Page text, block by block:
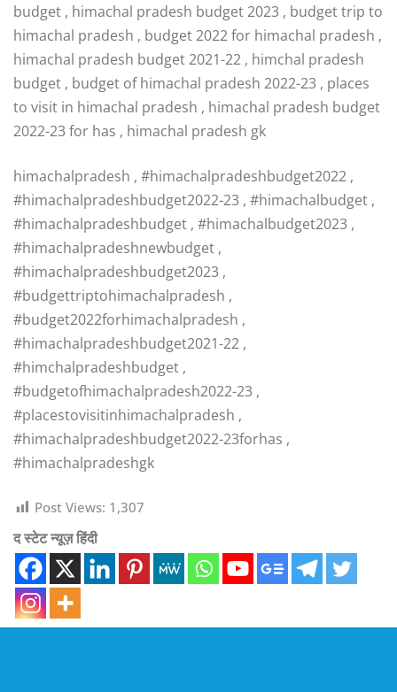
budget , himachal pradesh budget 2023 , budget trip to
himachal pradesh , budget 2022 for himachal pradesh ,
himachal pradesh budget 2021-22 , himchal pradesh
budget , budget of himachal pradesh 2022-23 , places
to visit in himachal pradesh , himachal pradesh budget
2022-23 for has , himachal pradesh gk
himachalpradesh , #himachalpradeshbudget2022 ,
#himachalpradeshbudget2022-23 , #himachalbudget ,
#himachalpradeshbudget , #himachalbudget2023 ,
#himachalpradeshnewbudget ,
#himachalpradeshbudget2023 ,
#budgettriptohimachalpradesh ,
#budget2022forhimachalpradesh ,
#himachalpradeshbudget2021-22 ,
#himchalpradeshbudget ,
#budgetofhimachalpradesh2022-23 ,
#placestovisitinhimachalpradesh ,
#himachalpradeshbudget2022-23forhas ,
#himachalpradeshgk
Post Views: 1,307
द स्टेट न्यूज़ हिंदी